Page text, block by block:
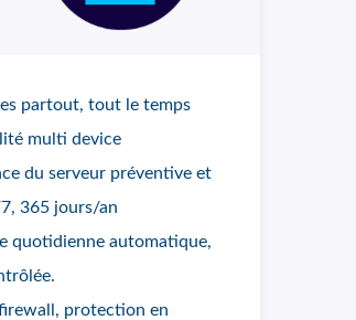
partout, tout le temps
multi device
du serveur préventive et
365 jours/an
quotidienne automatique,
protection en